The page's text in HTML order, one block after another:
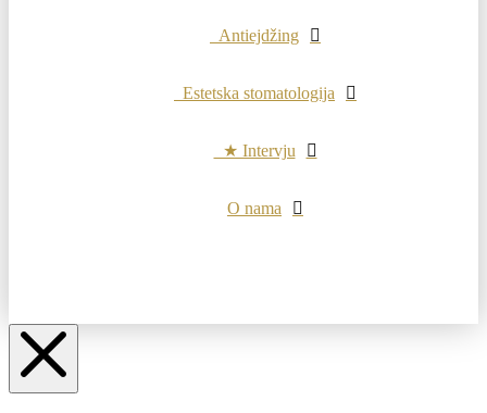
Antiejdžing
Estetska stomatologija
★ Intervju
O nama